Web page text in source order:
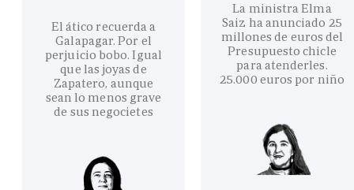
El ático recuerda a
Galapagar. Por el
perjuicio bobo. Igual
que las joyas de
Zapatero, aunque
sean lo menos grave
de sus negocietes
La ministra Elma
Saiz ha anunciado 25
millones de euros del
Presupuesto chicle
para atenderles.
25.000 euros por niño